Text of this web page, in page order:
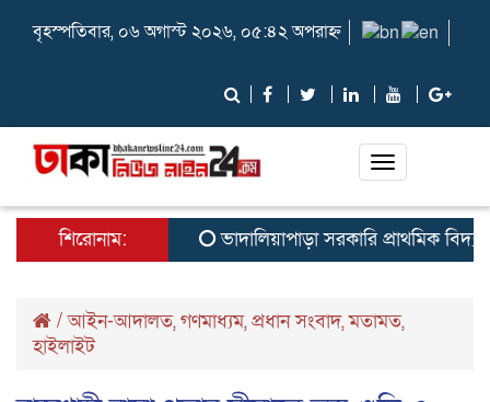
বৃহস্পতিবার, ০৬ অগাস্ট ২০২৬, ০৫:৪২ অপরাহ্ন
Toggle
শিরোনাম:
ভাদালিয়াপাড়া সরকারি প্রাথমিক
/আইন-আদালত,গণমাধ্যম,প্রধান সংবাদ,মতামত,
হাইলাইট